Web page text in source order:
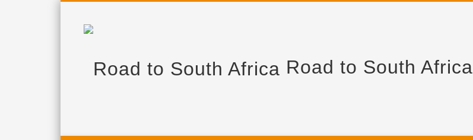
Road to South Africa